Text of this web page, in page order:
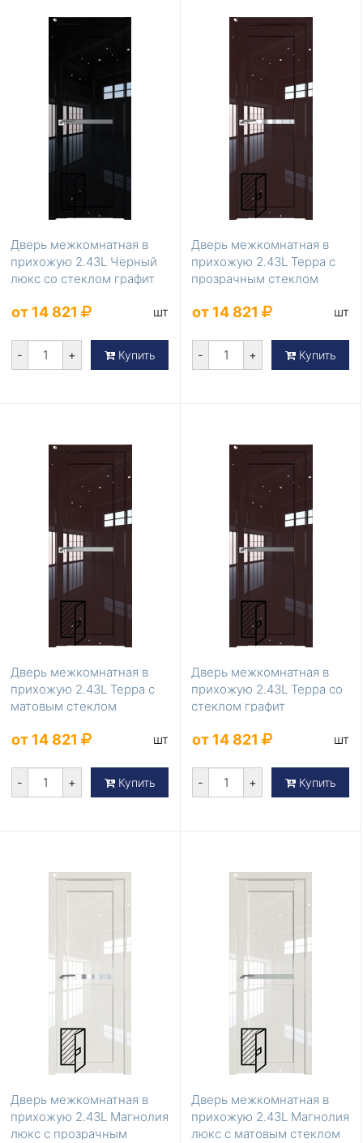
Дверь межкомнатная в
прихожую 2.43L Черный
люкс со стеклом графит
от 14 821 шт
- + Купить
Дверь межкомнатная в
прихожую 2.43L Терра с
прозрачным стеклом
от 14 821 шт
- + Купить
Дверь межкомнатная в
прихожую 2.43L Терра с
матовым стеклом
от 14 821 шт
- + Купить
Дверь межкомнатная в
прихожую 2.43L Терра со
стеклом графит
от 14 821 шт
- + Купить
Дверь межкомнатная в
прихожую 2.43L Магнолия
люкс с прозрачным
Дверь межкомнатная в
прихожую 2.43L Магнолия
люкс с матовым стеклом